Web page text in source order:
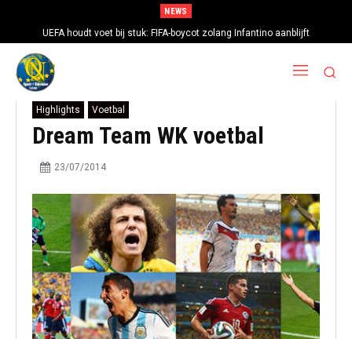
NEWS
UEFA houdt voet bij stuk: FIFA-boycot zolang Infantino aanblijft
Highlights Voetbal
Dream Team WK voetbal
23/07/2014